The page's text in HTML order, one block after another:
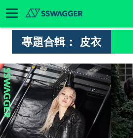
專題合輯： 皮衣